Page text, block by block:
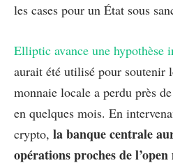
les cases pour un État sous
Elliptic avance une hypothèse
aurait été utilisé pour soutenir
monnaie locale a perdu près
en quelques mois. En
crypto, la banque centrale
opérations proches de